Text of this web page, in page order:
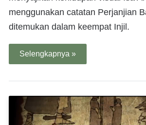
menggunakan catatan Perjanjian
ditemukan dalam keempat Injil.
Selengkapnya »